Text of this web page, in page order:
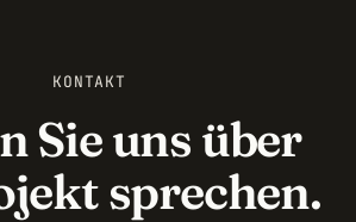
KONTAKT
Sie uns über
sprechen.